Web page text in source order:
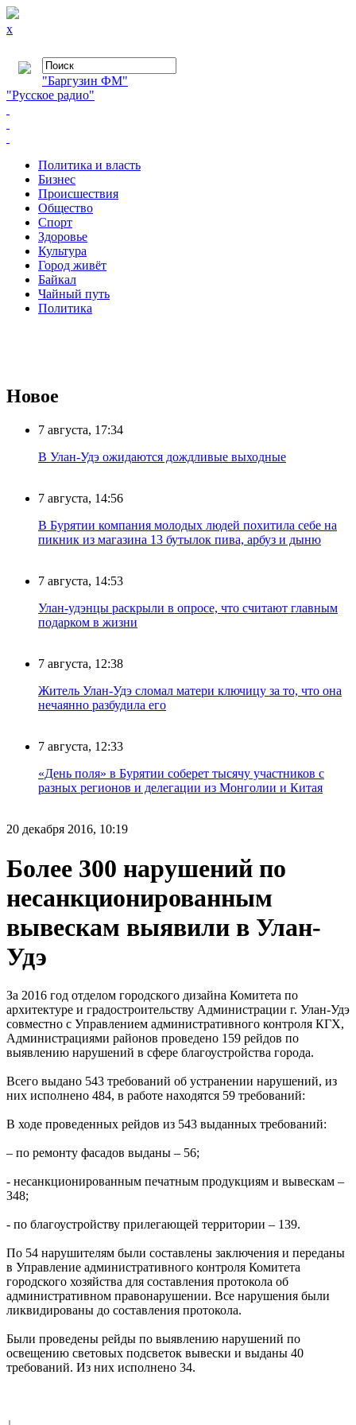
x
"Баргузин ФМ"
"Русское радио"
Политика и власть
Бизнес
Происшествия
Общество
Cпорт
Здоровье
Культура
Город живёт
Байкал
Чайный путь
Политика
Новое
7 августа, 17:34
В Улан-Удэ ожидаются дождливые выходные
7 августа, 14:56
В Бурятии компания молодых людей похитила себе на
пикник из магазина 13 бутылок пива, арбуз и дыню
7 августа, 14:53
Улан-удэнцы раскрыли в опросе, что считают главным
подарком в жизни
7 августа, 12:38
Житель Улан-Удэ сломал матери ключицу за то, что она
нечаянно разбудила его
7 августа, 12:33
«День поля» в Бурятии соберет тысячу участников с
разных регионов и делегации из Монголии и Китая
20 декабря 2016, 10:19
Более 300 нарушений по
несанкционированным
вывескам выявили в Улан-
Удэ
За 2016 год отделом городского дизайна Комитета по
архитектуре и градостроительству Администрации г. Улан-Удэ
совместно с Управлением административного контроля КГХ,
Администрациями районов проведено 159 рейдов по
выявлению нарушений в сфере благоустройства города.
Всего выдано 543 требований об устранении нарушений, из
них исполнено 484, в работе находятся 59 требований:
В ходе проведенных рейдов из 543 выданных требований:
– по ремонту фасадов выданы – 56;
- несанкционированным печатным продукциям и вывескам –
348;
- по благоустройству прилегающей территории – 139.
По 54 нарушителям были составлены заключения и переданы
в Управление административного контроля Комитета
городского хозяйства для составления протокола об
административном правонарушении. Все нарушения были
ликвидированы до составления протокола.
Были проведены рейды по выявлению нарушений по
освещению световых подсветок вывески и выданы 40
требований. Из них исполнено 34.